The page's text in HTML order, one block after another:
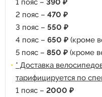
1 пояс – 390 ₽
2 пояс – 470 ₽
3 пояс – 550 ₽
4 пояс – 650 ₽ (кроме
5 пояс – 850 ₽ (кроме
* Доставка
тарифицируется по
1 пояс – 2000 ₽